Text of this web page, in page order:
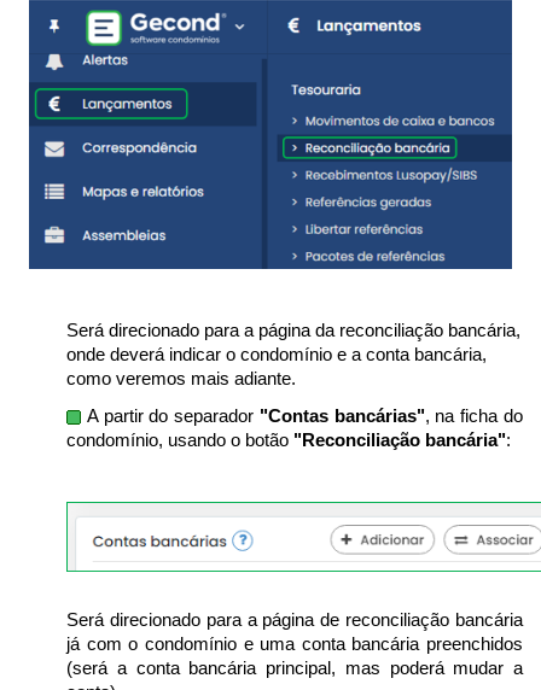
Será direcionado para a página da reconciliação bancária,
onde deverá indicar o condomínio e a conta bancária,
como veremos mais adiante.
A partir do separador "Contas bancárias", na ficha do
condomínio, usando o botão "Reconciliação bancária":
Será direcionado para a página de reconciliação bancária
já com o condomínio e uma conta bancária preenchidos
(será a conta bancária principal, mas poderá mudar a